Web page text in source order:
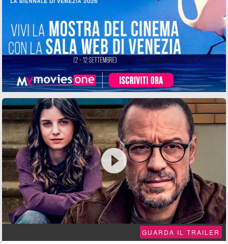

GUARDA IL TRAILER